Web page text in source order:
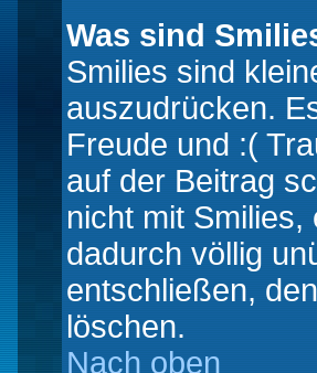
Was sind
Smilies sind
auszudrücken.
Freude und :(
auf der Beitrag
nicht mit
dadurch völlig
entschließen,
löschen.
Nach oben